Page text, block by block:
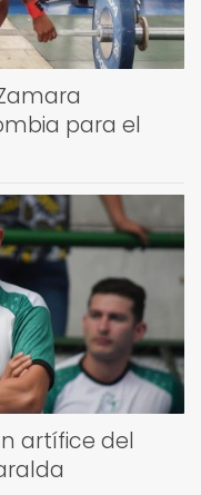
para el
artífice del